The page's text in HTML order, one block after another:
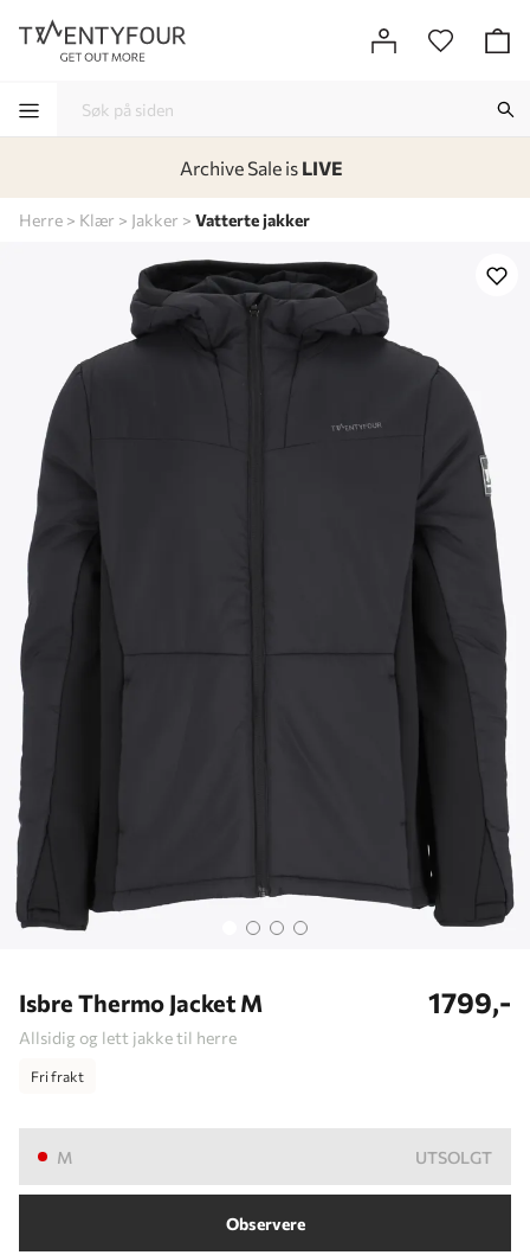
Herre Klær Jakker Vatterte jakker
Isbre Thermo Jacket M
Allsidig og lett jakke til herre
1799,-
Fri frakt
M UTSOLGT
Observere
Archive Sale is LIVE
-
-
-
-